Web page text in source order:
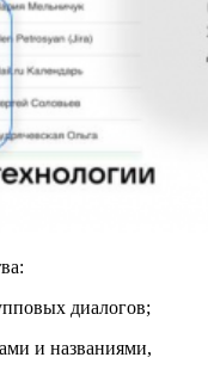
диалогов;
и названиями,